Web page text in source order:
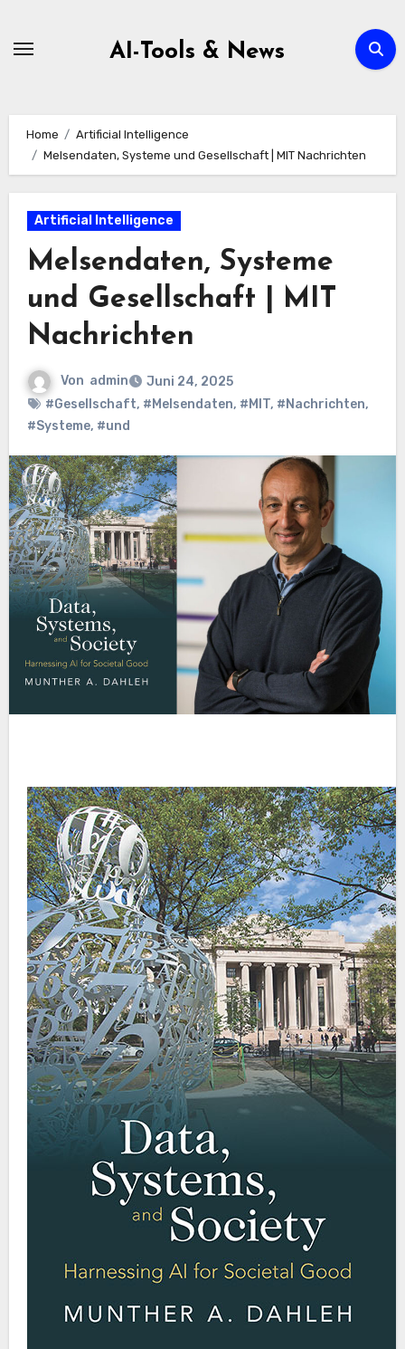
AI-Tools & News
Home
Artificial Intelligence
Melsendaten, Systeme und Gesellschaft | MIT Nachrichten
Artificial Intelligence
Melsendaten, Systeme
und Gesellschaft | MIT
Nachrichten
Von admin
Juni 24, 2025
#Gesellschaft, #Melsendaten, #MIT, #Nachrichten,
#Systeme, #und